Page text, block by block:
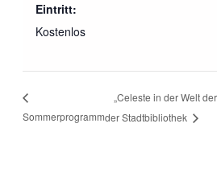
Eintritt:
Kostenlos
Sommerprogramm
„Celeste in der Welt
der Stadtbibliothek